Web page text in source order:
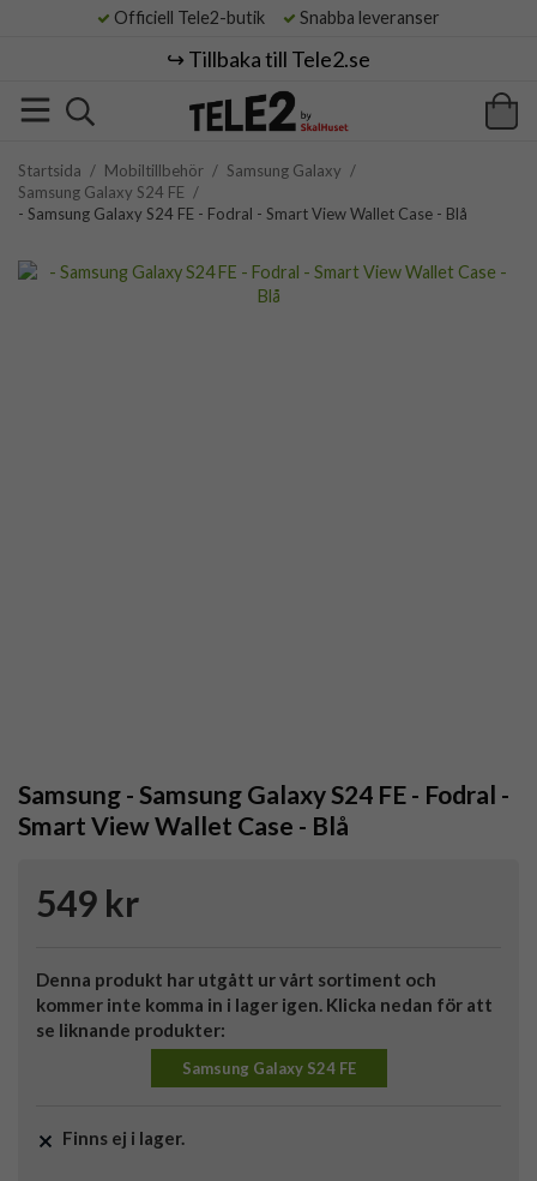
Officiell Tele2-butik Snabba leveranser
↪️ Tillbaka till Tele2.se
Startsida / Mobiltillbehör / Samsung Galaxy /
Samsung Galaxy S24 FE /
- Samsung Galaxy S24 FE - Fodral - Smart View Wallet Case - Blå
Samsung - Samsung Galaxy S24 FE - Fodral -
Smart View Wallet Case - Blå
549 kr
Denna produkt har utgått ur vårt sortiment och
kommer inte komma in i lager igen. Klicka nedan för att
se liknande produkter:
Samsung Galaxy S24 FE
Finns ej i lager.